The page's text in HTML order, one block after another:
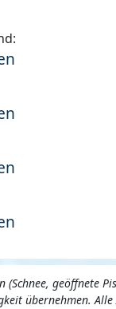
geöffnete
übernehmen. Alle